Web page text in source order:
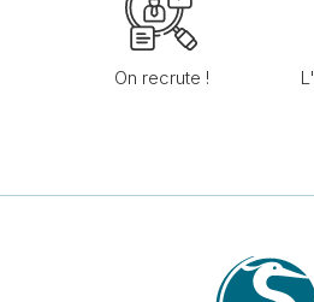
On recrute !